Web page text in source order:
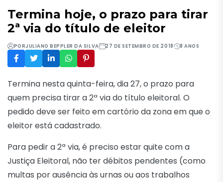
Termina hoje, o prazo para tirar
2ª via do título de eleitor
PORJULIANO BEPPLER DA SILVA 27 DE SETEMBRO DE 2018 8 ANOS
Termina nesta quinta-feira, dia 27, o prazo para
quem precisa tirar a 2ª via do título eleitoral. O
pedido deve ser feito em cartório da zona em que o
eleitor está cadastrado.
Para pedir a 2ª via, é preciso estar quite com a
Justiça Eleitoral, não ter débitos pendentes (como
multas por ausência às urnas ou aos trabalhos